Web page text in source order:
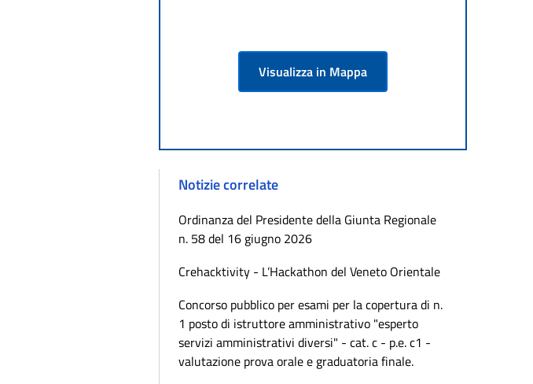
Visualizza in Mappa
Notizie correlate
Ordinanza del Presidente della Giunta Regionale
n. 58 del 16 giugno 2026
Crehacktivity - L’Hackathon del Veneto Orientale
Concorso pubblico per esami per la copertura di n.
1 posto di istruttore amministrativo "esperto
servizi amministrativi diversi" - cat. c - p.e. c1 -
valutazione prova orale e graduatoria finale.